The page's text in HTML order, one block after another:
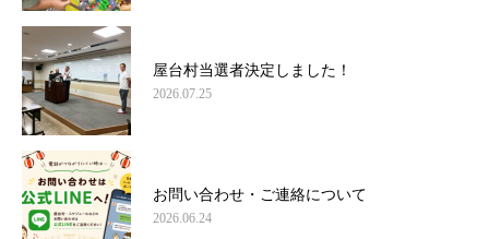
屋台村当選者決定しました！
2026.07.25
お問い合わせ・ご連絡について
2026.06.24